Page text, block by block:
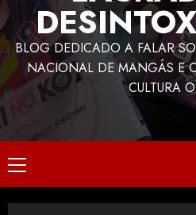
BLOG DEDICADO A FALAR
NACIONAL DE MANGÁS E
CULTURA